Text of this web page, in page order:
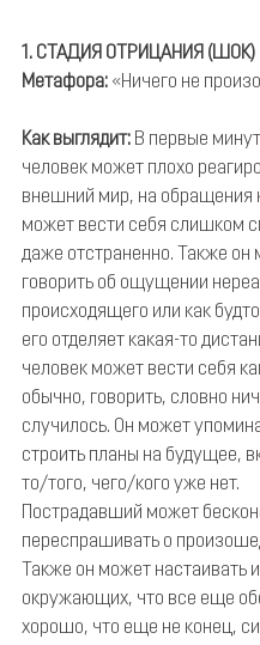
1. СТАДИЯ ОТРИЦАНИЯ (ШОК)
Метафора: «Ничего не
Как выглядит: В первые
человек может плохо
внешний мир, на обращения
может вести себя слишком
даже отстраненно. Также он
говорить об ощущении
происходящего или как
его отделяет какая-то
человек может вести себя
обычно, говорить, словно
случилось. Он может
строить планы на будущее,
то/того, чего/кого уже нет.
Пострадавший может
переспрашивать о
Также он может настаивать
окружающих, что все еще
хорошо, что еще не конец,